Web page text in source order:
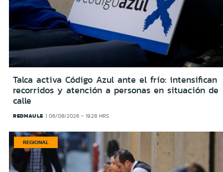
Talca activa Código Azul ante el frío: intensifican
recorridos y atención a personas en situación de
calle
REDMAULE 06/08/2026 - 19:28 HRS
REGIONAL